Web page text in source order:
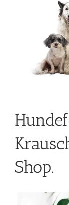
Shop.